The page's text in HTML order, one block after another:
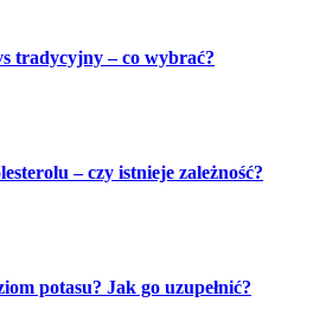
tradycyjny – co wybrać?
– czy istnieje zależność?
potasu? Jak go uzupełnić?